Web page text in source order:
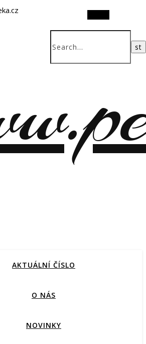
AKTUÁLNÍ ČÍSLO
O NÁS
NOVINKY